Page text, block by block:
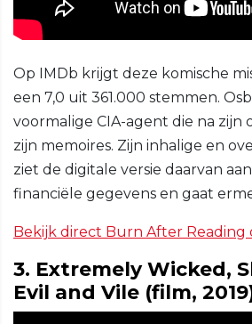
Op IMDb krijgt deze komische
een 7,0 uit 361.000 stemmen.
voormalige CIA-agent die na zijn
zijn memoires. Zijn inhalige en
ziet de digitale versie daarvan
financiële gegevens en gaat
Bekijk direct Burn After Reading
3. Extremely Wicked,
Evil and Vile (film,